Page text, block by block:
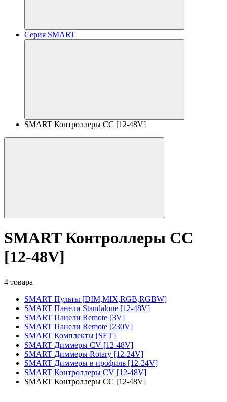
Серия SMART
SMART Контроллеры CC [12-48V]
SMART Контроллеры CC
[12-48V]
4 товара
SMART Пульты [DIM,MIX,RGB,RGBW]
SMART Панели Standalone [12-48V]
SMART Панели Remote [3V]
SMART Панели Remote [230V]
SMART Комплекты [SET]
SMART Диммеры CV [12-48V]
SMART Диммеры Rotary [12-24V]
SMART Диммеры в профиль [12-24V]
SMART Контроллеры CV [12-48V]
SMART Контроллеры CC [12-48V]